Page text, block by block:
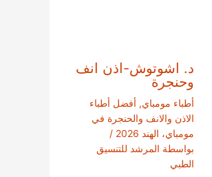
د. اشوتوش-اذن انف
وحنجرة
أطباء مومباي, أفضل أطباء
الاذن والانف والحنجرة في
مومباي، الهند 2026
/
بواسطة المرشد للتنسيق
الطبي